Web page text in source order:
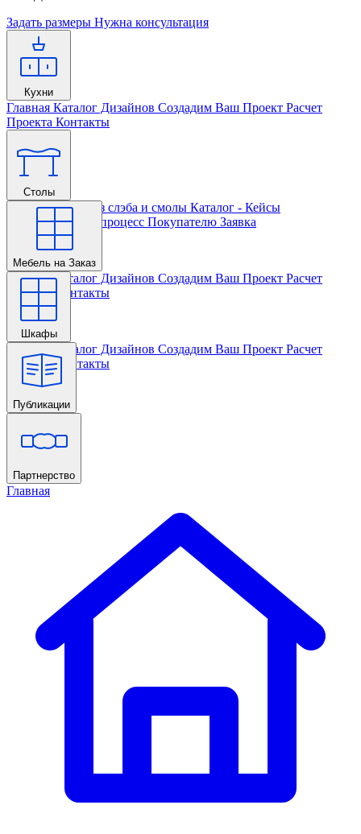
Задать размеры Нужна консультация
Кухни
Главная Каталог Дизайнов Создадим Ваш Проект Расчет
Проекта Контакты
Столы
Главная Столы из слэба и смолы Каталог - Кейсы
Кастомизации и процесс Покупателю Заявка
Мебель на Заказ
Главная Каталог Дизайнов Создадим Ваш Проект Расчет
Проекта
Контакты
Шкафы
Главная Каталог Дизайнов Создадим Ваш Проект Расчет
Проекта Контакты
Публикации
Главная
Партнерство
Главная